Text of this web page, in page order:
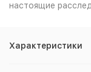
настоящие
Характеристики